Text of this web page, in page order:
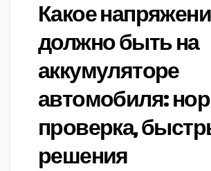
Какое
должно быть на
аккумуляторе
автомобиля:
проверка,
решения